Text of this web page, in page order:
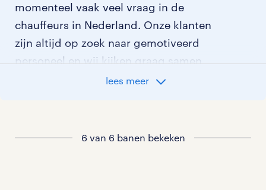
momenteel vaak veel vraag in de
chauffeurs in Nederland. Onze klanten
zijn altijd op zoek naar gemotiveerd
personeel en wij kijken graag samen
met je naar de organisatie die het beste
lees meer
6 van 6 banen bekeken